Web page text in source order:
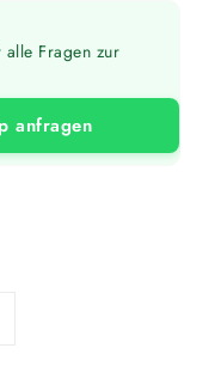
alle Fragen zur
anfragen